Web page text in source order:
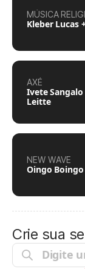
MÚSICA
Kleber Lucas
AXÉ
Ivete
Leitte
NEW WAVE
Oingo Boingo
Crie sua